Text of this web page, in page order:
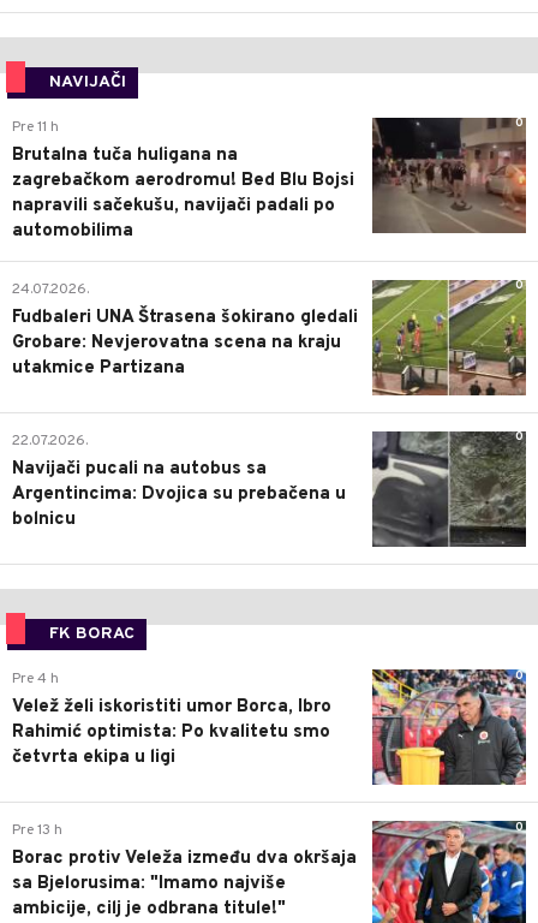
NAVIJAČI
0
Pre 11 h
Brutalna tuča huligana na
zagrebačkom aerodromu! Bed Blu Bojsi
napravili sačekušu, navijači padali po
automobilima
0
24.07.2026.
Fudbaleri UNA Štrasena šokirano gledali
Grobare: Nevjerovatna scena na kraju
utakmice Partizana
0
22.07.2026.
Navijači pucali na autobus sa
Argentincima: Dvojica su prebačena u
bolnicu
FK BORAC
0
Pre 4 h
Velež želi iskoristiti umor Borca, Ibro
Rahimić optimista: Po kvalitetu smo
četvrta ekipa u ligi
0
Pre 13 h
Borac protiv Veleža između dva okršaja
sa Bjelorusima: "Imamo najviše
ambicije, cilj je odbrana titule!"